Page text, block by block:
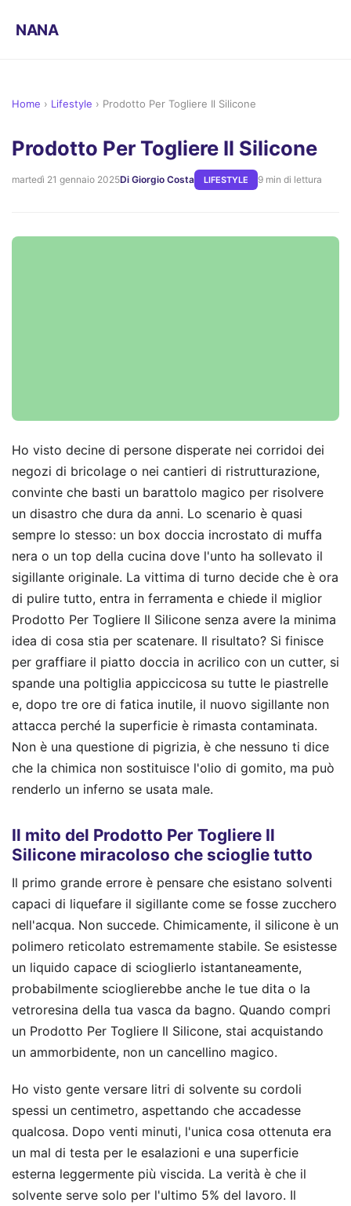
NANA
Home › Lifestyle › Prodotto Per Togliere Il Silicone
Prodotto Per Togliere Il Silicone
martedì 21 gennaio 2025Di Giorgio Costa LIFESTYLE 9 min di lettura
Ho visto decine di persone disperate nei corridoi dei
negozi di bricolage o nei cantieri di ristrutturazione,
convinte che basti un barattolo magico per risolvere
un disastro che dura da anni. Lo scenario è quasi
sempre lo stesso: un box doccia incrostato di muffa
nera o un top della cucina dove l'unto ha sollevato il
sigillante originale. La vittima di turno decide che è ora
di pulire tutto, entra in ferramenta e chiede il miglior
Prodotto Per Togliere Il Silicone senza avere la minima
idea di cosa stia per scatenare. Il risultato? Si finisce
per graffiare il piatto doccia in acrilico con un cutter, si
spande una poltiglia appiccicosa su tutte le piastrelle
e, dopo tre ore di fatica inutile, il nuovo sigillante non
attacca perché la superficie è rimasta contaminata.
Non è una questione di pigrizia, è che nessuno ti dice
che la chimica non sostituisce l'olio di gomito, ma può
renderlo un inferno se usata male.
Il mito del Prodotto Per Togliere Il
Silicone miracoloso che scioglie tutto
Il primo grande errore è pensare che esistano solventi
capaci di liquefare il sigillante come se fosse zucchero
nell'acqua. Non succede. Chimicamente, il silicone è un
polimero reticolato estremamente stabile. Se esistesse
un liquido capace di scioglierlo istantaneamente,
probabilmente scioglierebbe anche le tue dita o la
vetroresina della tua vasca da bagno. Quando compri
un Prodotto Per Togliere Il Silicone, stai acquistando
un ammorbidente, non un cancellino magico.
Ho visto gente versare litri di solvente su cordoli
spessi un centimetro, aspettando che accadesse
qualcosa. Dopo venti minuti, l'unica cosa ottenuta era
un mal di testa per le esalazioni e una superficie
esterna leggermente più viscida. La verità è che il
solvente serve solo per l'ultimo 5% del lavoro. Il